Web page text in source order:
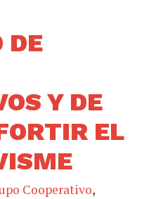
DE
Y DE
EL
Cooperativo,